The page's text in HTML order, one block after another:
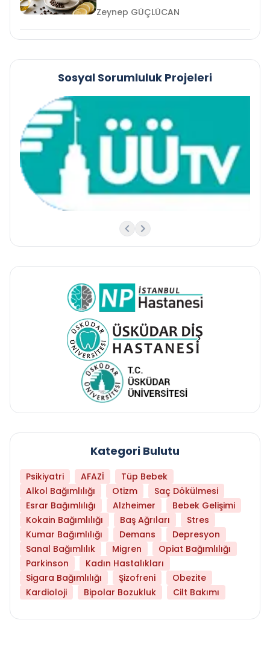
Zeynep GÜÇLÜCAN
Sosyal Sorumluluk Projeleri
Kategori Bulutu
Psikiyatri AFAZİ
Tüp Bebek
Alkol Bağımlılığı
Otizm
Saç Dökülmesi
Esrar Bağımlılığı
Alzheimer
Bebek Gelişimi
Kokain Bağımlılığı
Baş Ağrıları
Stres
Kumar Bağımlılığı
Demans
Depresyon
Sanal Bağımlılık
Migren
Opiat Bağımlılığı
Parkinson
Kadın Hastalıkları
Sigara Bağımlılığı
Şizofreni
Obezite
Kardioloji
Bipolar Bozukluk Cilt Bakımı